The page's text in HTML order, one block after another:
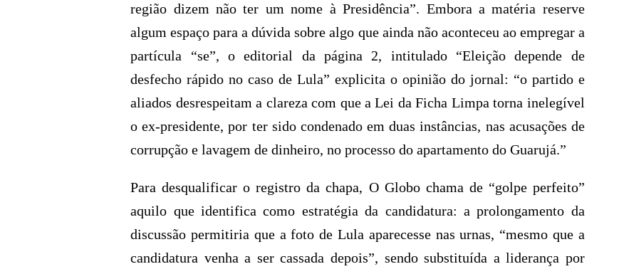
região dizem não ter um nome à Presidência”. Embora a matéria reserve
algum espaço para a dúvida sobre algo que ainda não aconteceu ao empregar a
partícula “se”, o editorial da página 2, intitulado “Eleição depende de
desfecho rápido no caso de Lula” explicita o opinião do jornal: “o partido e
aliados desrespeitam a clareza com que a Lei da Ficha Limpa torna inelegível
o ex-presidente, por ter sido condenado em duas instâncias, nas acusações de
corrupção e lavagem de dinheiro, no processo do apartamento do Guarujá.”
Para desqualificar o registro da chapa, O Globo chama de “golpe perfeito”
aquilo que identifica como estratégia da candidatura: a prolongamento da
discussão permitiria que a foto de Lula aparecesse nas urnas, “mesmo que a
candidatura venha a ser cassada depois”, sendo substituída a liderança por